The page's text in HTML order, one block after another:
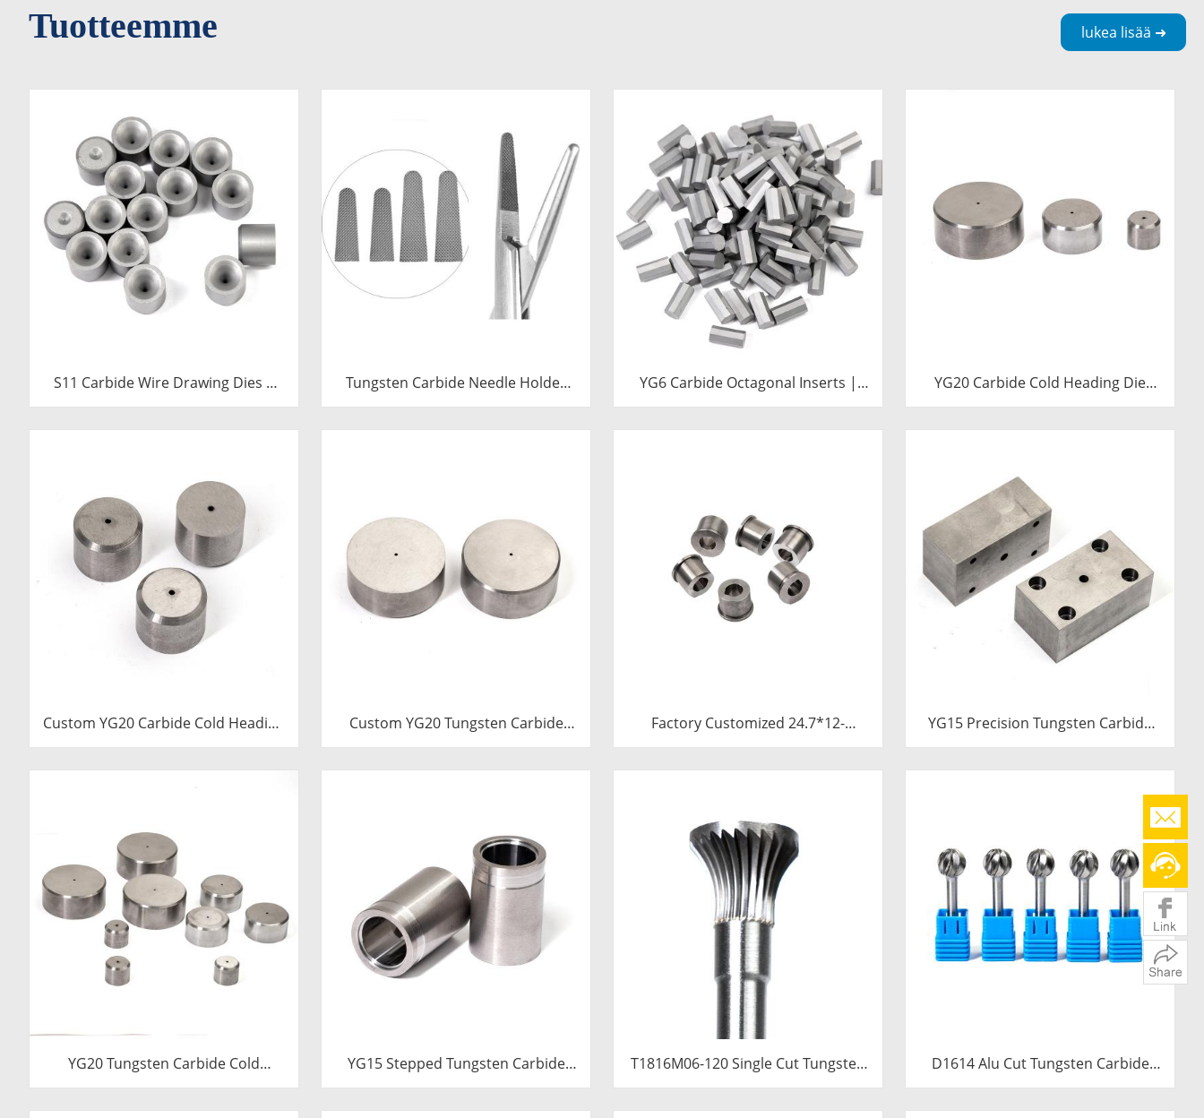
Tuotteemme lukea lisää ➜
S11 Carbide Wire Drawing Dies |
Tungsten Carbide Wire Pulling Die
Tungsten Carbide Needle Holder
Inserts & Tips | Medical Grade
YG6 Carbide Octagonal Inserts |
Tungsten Octagonal Drill Bits
YG20 Carbide Cold Heading Die
Inserts | Cemented Carbide
Fastener Pellets & Nibs with Pilot
Custom YG20 Carbide Cold Heading
Die Inserts | Cemented Carbide
Fastener Pellets & Nibs with Pilot
Custom YG20 Tungsten Carbide
Cold Heading Die Inserts |
Cemented Carbide Fastener Pellets
Factory Customized 24.7*12-
H7*18.5-YG15 Polishing Carbide
Dies
YG15 Precision Tungsten Carbide
Die Block | Rectamping Die Insert
with Counterbored Mounting Holes
YG20 Tungsten Carbide Cold
Heading Die Inserts | Cemented
Carbide Fastener Pellets & Nibs
YG15 Stepped Tungsten Carbide
Die Insert | Precision Cemented
Carbide Cold Heading Core
T1816M06-120 Single Cut Tungsten
Carbide Rotary Burr | 120mm Extra
Long Shank Inverted Cone Trumpet
D1614 Alu Cut Tungsten Carbide
Rotary Burr | Ball Shape Carbide
Rotary File for Aluminum and Non-